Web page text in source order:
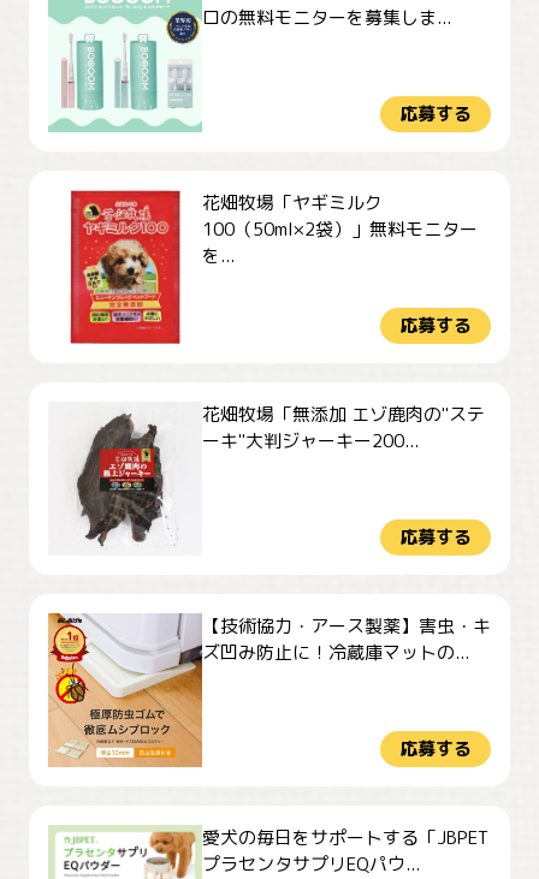
ロの無料モニターを募集しま...
応募する
花畑牧場「ヤギミルク
100（50ml×2袋）」無料モニター
を...
応募する
花畑牧場「無添加 エゾ鹿肉の"ステ
ーキ"大判ジャーキー200...
応募する
【技術協力・アース製薬】害虫・キ
ズ凹み防止に！冷蔵庫マットの...
応募する
愛犬の毎日をサポートする「JBPET
プラセンタサプリEQパウ...